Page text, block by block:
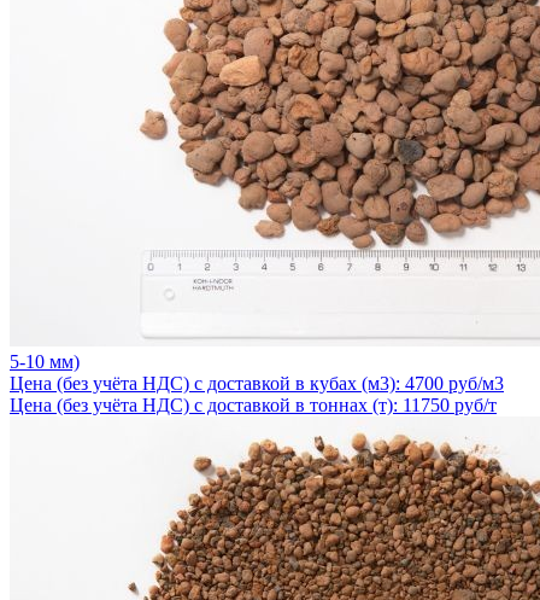
5-10 мм)
Цена (без учёта НДС) с доставкой в кубах (м3): 4700 руб/м3
Цена (без учёта НДС) с доставкой в тоннах (т): 11750 руб/т